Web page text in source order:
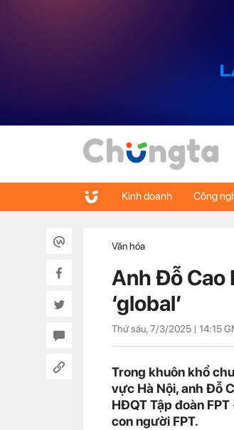
Kinh doanh Công
Văn hóa
Anh Đỗ Cao
‘global’
Thứ sáu, 7/3/2025 | 14:15
Trong khuôn khổ
vực Hà Nội, anh Đỗ
HĐQT Tập đoàn
con người FPT.